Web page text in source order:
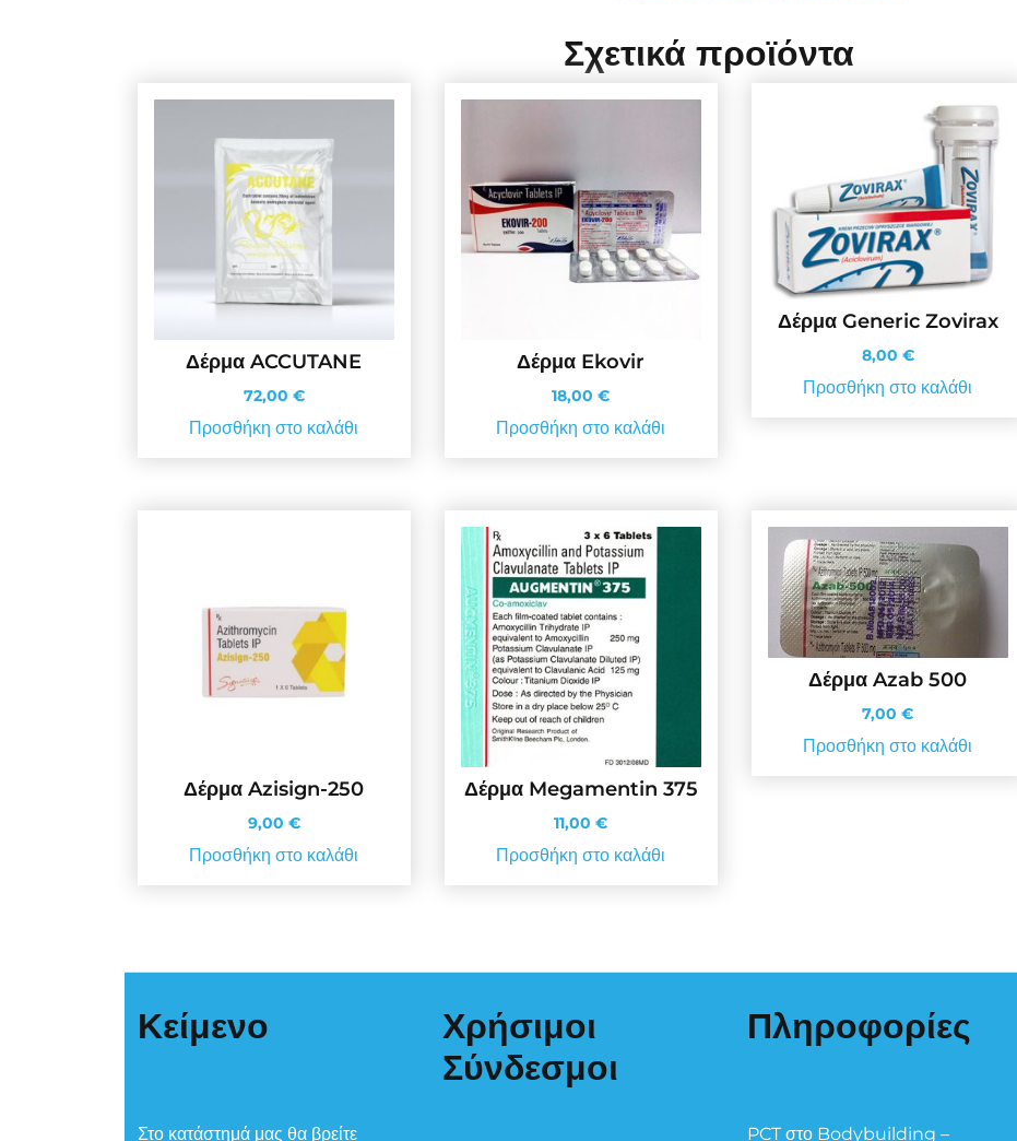
Σχετικά προϊόντα
Δέρμα ACCUTANE
72,00 €
Προσθήκη στο καλάθι
Δέρμα Ekovir
18,00€
Προσθήκη στο καλάθι
Δέρμα Generic Zovirax
8,00 €
Προσθήκη στο καλάθι
Δέρμα Azisign-250
9,00 €
Προσθήκη στο καλάθι
Δέρμα Megamentin 375
11,00€
Προσθήκη στο καλάθι
Δέρμα Azab 500
7,00€
Προσθήκη στο καλάθι
Κείμενο
Στο κατάστημά μας θα βρείτε
Χρήσιμοι
Σύνδεσμοι
Πληροφορίες
PCT στο Bodybuilding –